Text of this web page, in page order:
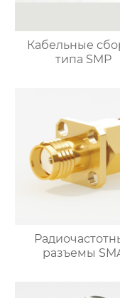
Кабельные
типа SMP
разъемы